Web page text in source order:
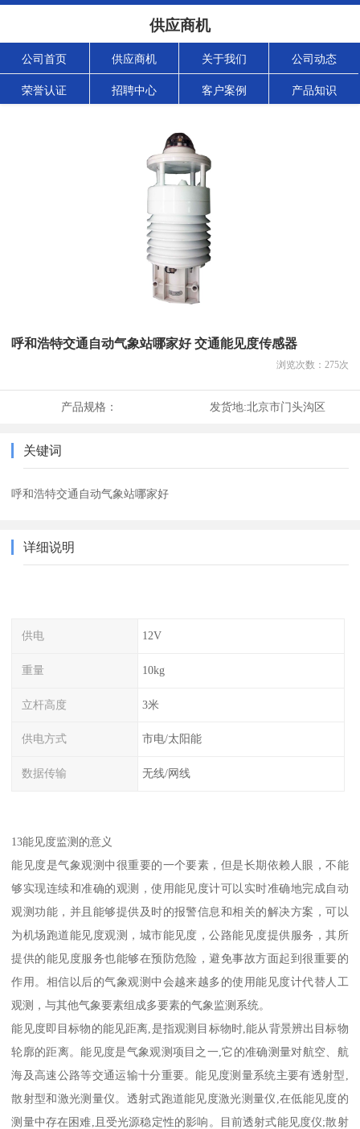
供应商机
公司首页 供应商机 关于我们 公司动态
荣誉认证 招聘中心 客户案例 产品知识
呼和浩特交通自动气象站哪家好 交通能见度传感器
浏览次数： 275次
产品规格： 发货地:北京市门头沟区
关键词
呼和浩特交通自动气象站哪家好
详细说明
供电 12V
重量 10kg
立杆高度 3米
供电方式 市电/太阳能
数据传输 无线/网线
13能见度监测的意义
能见度是气象观测中很重要的一个要素，但是长期依赖人眼，不能
够实现连续和准确的观测，使用能见度计可以实时准确地完成自动
观测功能，并且能够提供及时的报警信息和相关的解决方案，可以
为机场跑道能见度观测，城市能见度，公路能见度提供服务，其所
提供的能见度服务也能够在预防危险，避免事故方面起到很重要的
作用。相信以后的气象观测中会越来越多的使用能见度计代替人工
观测，与其他气象要素组成多要素的气象监测系统。
能见度即目标物的能见距离,是指观测目标物时,能从背景辨出目标物
轮廓的距离。能见度是气象观测项目之一,它的准确测量对航空、航
海及高速公路等交通运输十分重要。能见度测量系统主要有透射型,
散射型和激光测量仪。透射式跑道能见度激光测量仪,在低能见度的
测量中存在困难,且受光源稳定性的影响。目前透射式能见度仪;散射